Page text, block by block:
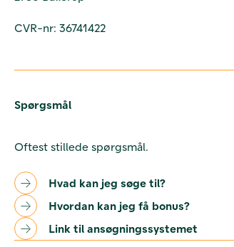
CVR-nr: 36741422
Spørgsmål
Oftest stillede spørgsmål.
Hvad kan jeg søge til?
Hvordan kan jeg få bonus?
Link til ansøgningssystemet